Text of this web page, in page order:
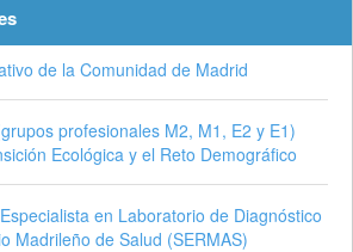
de la Comunidad de Madrid
profesionales M2, M1, E2 y E1)
Ecológica y el Reto Demográfico
en Laboratorio de Diagnóstico
Madrileño de Salud (SERMAS)